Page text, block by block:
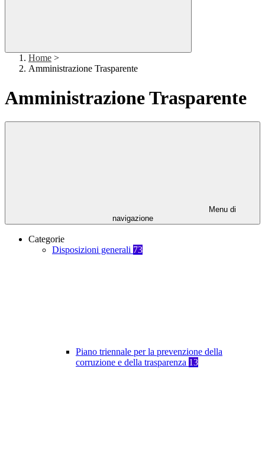
Home >
Amministrazione Trasparente
Amministrazione Trasparente
Menu di
navigazione
Categorie
Disposizioni generali 73
Piano triennale per la prevenzione della
corruzione e della trasparenza 13